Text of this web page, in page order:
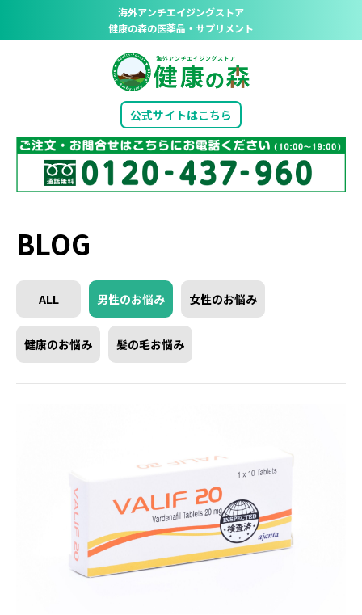
海外アンチエイジングストア
健康の森の医薬品・サプリメント
公式サイトはこちら
BLOG
ALL 男性のお悩み 女性のお悩み
健康のお悩み 髪の毛お悩み